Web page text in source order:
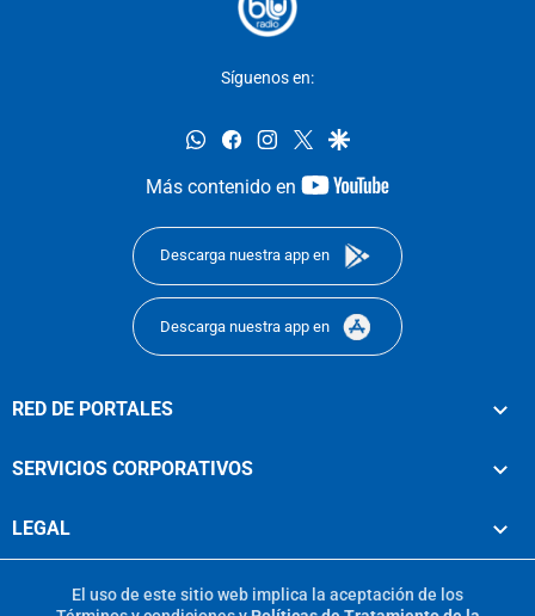
Síguenos en:
whatsappfacebookinstagram
twittergoogle
Más contenido en
youtube-
Descarga nuestra app en
Descarga nuestra app en
RED DE PORTALES
SERVICIOS CORPORATIVOS
LEGAL
El uso de este sitio web implica la aceptación de los